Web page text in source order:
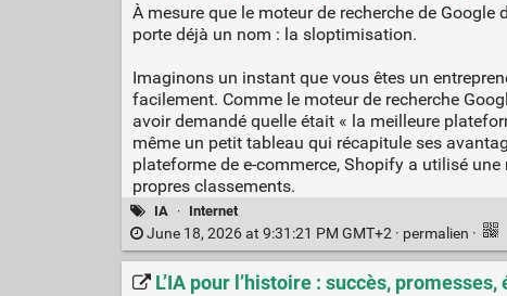
À mesure que le moteur de recherche de
porte déjà un nom : la sloptimisation.
Imaginons un instant que vous êtes un
facilement. Comme le moteur de recherche
avoir demandé quelle était « la meilleure
même un petit tableau qui récapitule ses
plateforme de e-commerce, Shopify a utilisé
propres classements.
IA · Internet
June 18, 2026 at 9:31:21 PM GMT+2 · permalien ·
L’IA pour l’histoire : succès,